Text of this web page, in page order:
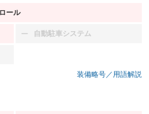
ール
自動駐車システム
：装備なし
装備略号／用語解説